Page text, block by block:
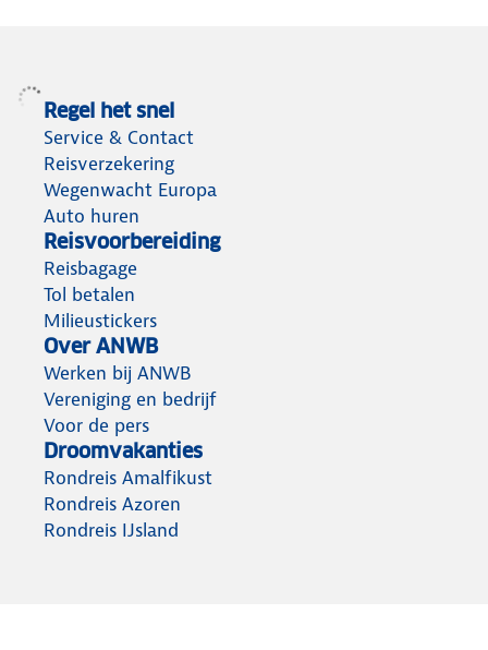
Regel het snel
Service & Contact
Reisverzekering
Wegenwacht Europa
Auto huren
Reisvoorbereiding
Reisbagage
Tol betalen
Milieustickers
Over ANWB
Werken bij ANWB
Vereniging en bedrijf
Voor de pers
Droomvakanties
Rondreis Amalfikust
Rondreis Azoren
Rondreis IJsland